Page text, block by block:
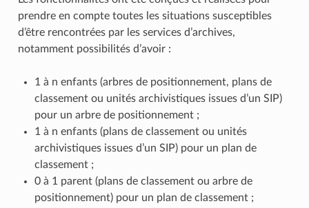
prendre en compte toutes les situations susceptibles
d’être rencontrées par les services d’archives,
notamment possibilités d’avoir :
1 à n enfants (arbres de positionnement, plans de
classement ou unités archivistiques issues d’un SIP)
pour un arbre de positionnement ;
1 à n enfants (plans de classement ou unités
archivistiques issues d’un SIP) pour un plan de
classement ;
0 à 1 parent (plans de classement ou arbre de
positionnement) pour un plan de classement ;